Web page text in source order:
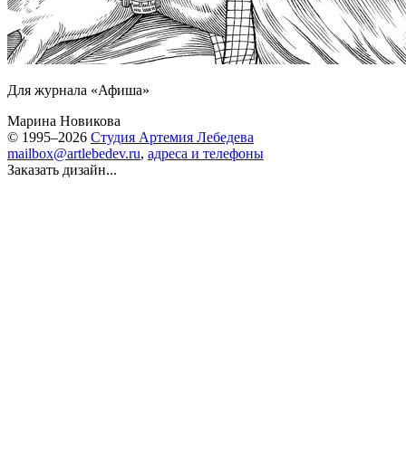
Для журнала «Афиша»
Марина Новикова
© 1995–2026 Студия Артемия Лебедева
mailbox@artlebedev.ru, адреса и телефоны
Заказать дизайн...